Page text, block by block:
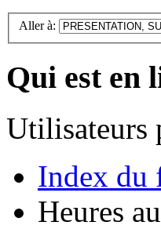
Aller à:
Qui est en
Utilisateurs
Index du
Heures